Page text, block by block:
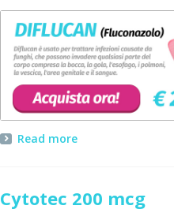
Read more
Cytotec 200 mcg